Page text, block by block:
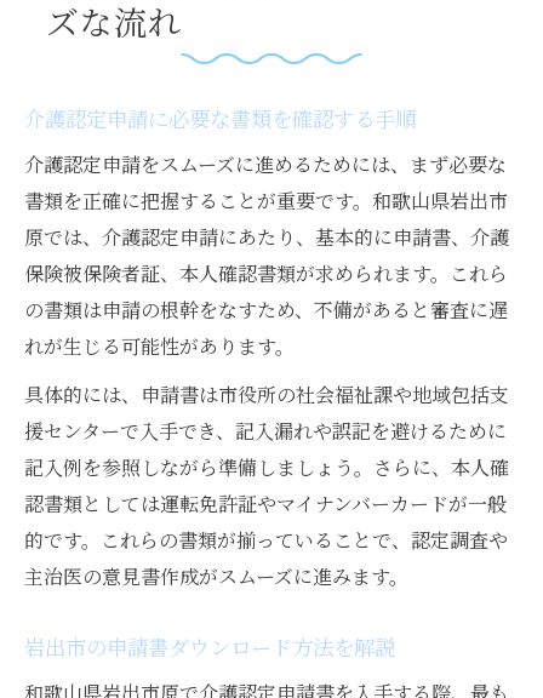
ズな流れ
介護認定申請に必要な書類を確認する手順
介護認定申請をスムーズに進めるためには、まず必要な
書類を正確に把握することが重要です。和歌山県岩出市
原では、介護認定申請にあたり、基本的に申請書、介護
保険被保険者証、本人確認書類が求められます。これら
の書類は申請の根幹をなすため、不備があると審査に遅
れが生じる可能性があります。
具体的には、申請書は市役所の社会福祉課や地域包括支
援センターで入手でき、記入漏れや誤記を避けるために
記入例を参照しながら準備しましょう。さらに、本人確
認書類としては運転免許証やマイナンバーカードが一般
的です。これらの書類が揃っていることで、認定調査や
主治医の意見書作成がスムーズに進みます。
岩出市の申請書ダウンロード方法を解説